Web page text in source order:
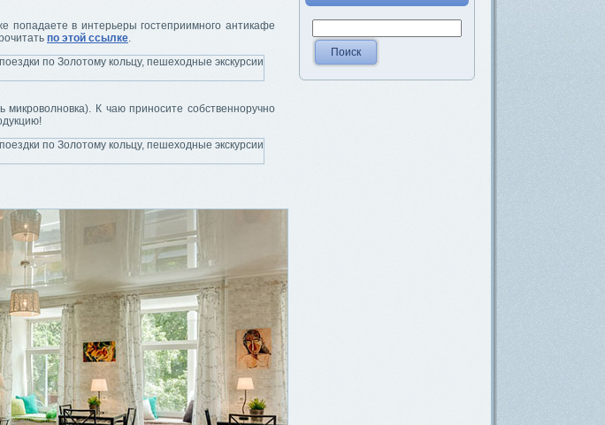
попадаете в интерьеры гостеприимного антикафе
по этой ссылке.
К чаю приносите собственноручно